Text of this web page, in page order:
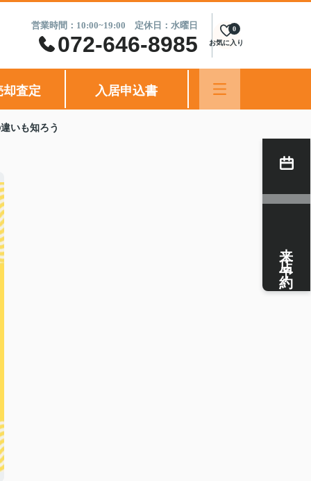
営業時間：10:00~19:00 定休日：水曜日
072-646-8985 お気に入り
0
却査定 入居申込書
いも知ろう
来店予約